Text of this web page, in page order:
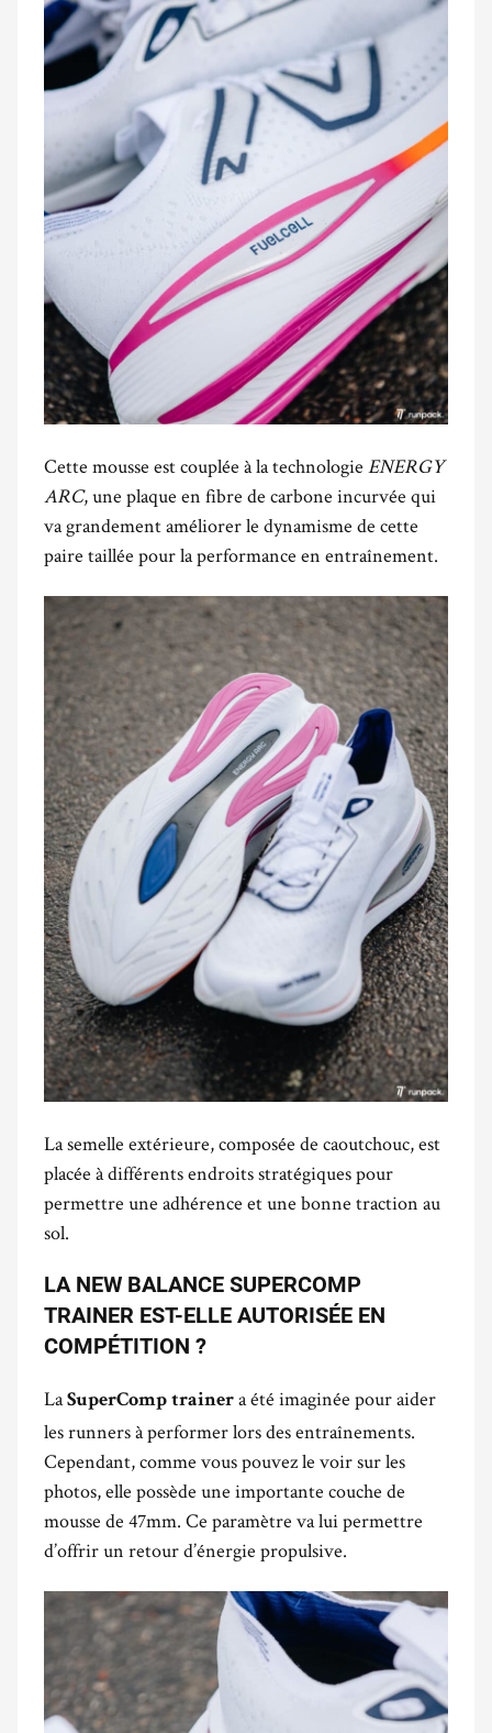
Cette mousse est couplée à la technologie ENERGY
ARC, une plaque en fibre de carbone incurvée qui
va grandement améliorer le dynamisme de cette
paire taillée pour la performance en entraînement.
La semelle extérieure, composée de caoutchouc, est
placée à différents endroits stratégiques pour
permettre une adhérence et une bonne traction au
sol.
LA NEW BALANCE SUPERCOMP
TRAINER EST-ELLE AUTORISÉE EN
COMPÉTITION ?
LaSuperComp trainer a été imaginée pour aider
les runners à performer lors des entraînements.
Cependant, comme vous pouvez le voir sur les
photos, elle possède une importante couche de
mousse de 47mm. Ce paramètre va lui permettre
d’offrir un retour d’énergie propulsive.